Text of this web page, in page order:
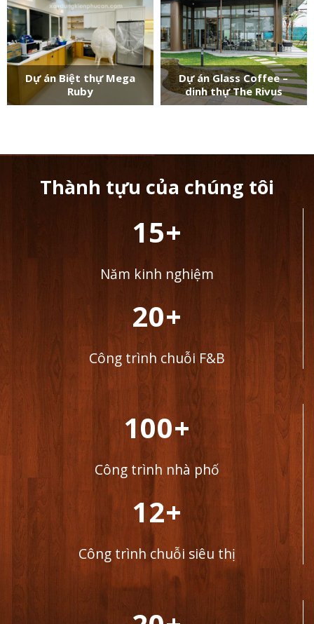
Dự án Biệt thự Mega
Ruby
Dự án Glass Coffee –
dinh thự The Rivus
Thành tựu của chúng tôi
15+
Năm kinh nghiệm
20+
Công trình chuỗi F&B
100+
Công trình nhà phố
12+
Công trình chuỗi siêu thị